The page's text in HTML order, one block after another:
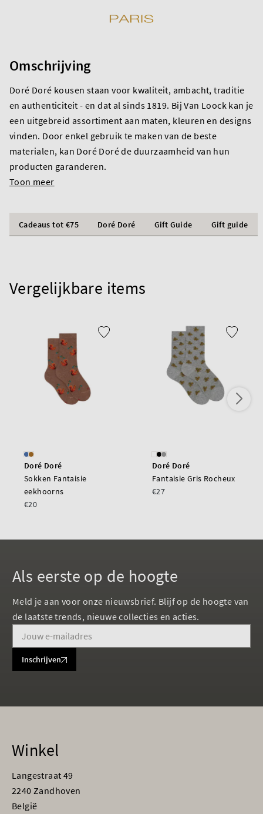
Omschrijving
Doré Doré kousen staan voor kwaliteit, ambacht, traditie
en authenticiteit - en dat al sinds 1819. Bij Van Loock kan je
een uitgebreid assortiment aan maten, kleuren en designs
vinden. Door enkel gebruik te maken van de beste
materialen, kan Doré Doré de duurzaamheid van hun
producten garanderen.
Toon meer
Cadeaus tot €75 Doré Doré Gift Guide Gift guide
Vergelijkbare items
Doré Doré
Sokken Fantaisie
eekhoorns
€20
Doré Doré
Fantaisie Gris Rocheux
€27
Als eerste op de hoogte
Meld je aan voor onze nieuwsbrief. Blijf op de hoogte van
de laatste trends, nieuwe collecties en acties.
Inschrijven
Winkel
Langestraat 49
2240 Zandhoven
België